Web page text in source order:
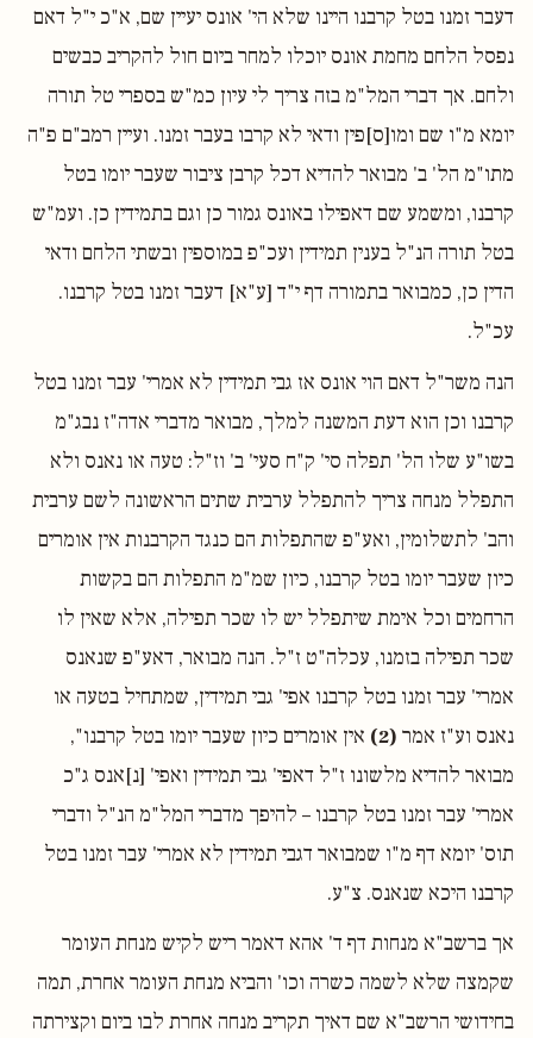
דעבר זמנו בטל קרבנו היינו שלא הי' אונס יעיין שם, א"כ י"ל דאם
נפסל הלחם מחמת אונס יוכלו למחר ביום חול להקריב כבשים
ולחם. אך דברי המל"מ בזה צריך לי עיון כמ"ש בספרי טל תורה
יומא מ"ו שם ומו[ס]פין ודאי לא קרבו בעבר זמנו. ועיין רמב"ם פ"ה
מתו"מ הל' ב' מבואר להדיא דכל קרבן ציבור שעבר יומו בטל
קרבנו, ומשמע שם דאפילו באונס גמור כן וגם בתמידין כן. ועמ"ש
בטל תורה הנ"ל בענין תמידין ועכ"פ במוספין ובשתי הלחם ודאי
הדין כן, כמבואר בתמורה דף י"ד [ע"א] דעבר זמנו בטל קרבנו.
עכ"ל.
הנה משר"ל דאם הוי אונס אז גבי תמידין לא אמרי' עבר זמנו בטל
קרבנו וכן הוא דעת המשנה למלך, מבואר מדברי אדה"ז נבג"מ
בשו"ע שלו הל' תפלה סי' ק"ח סעי' ב' וז"ל: טעה או נאנס ולא
התפלל מנחה צריך להתפלל ערבית שתים הראשונה לשם ערבית
והב' לתשלומין, ואע"פ שהתפלות הם כנגד הקרבנות אין אומרים
כיון שעבר יומו בטל קרבנו, כיון שמ"מ התפלות הם בקשות
הרחמים וכל אימת שיתפלל יש לו שכר תפילה, אלא שאין לו
שכר תפילה בזמנו, עכלה"ט ז"ל. הנה מבואר, דאע"פ שנאנס
אמרי' עבר זמנו בטל קרבנו אפי' גבי תמידין, שמתחיל בטעה או
נאנס וע"ז אמר (2)
אין אומרים כיון שעבר יומו בטל קרבנו",
מבואר להדיא מלשונו ז"ל דאפי' גבי תמידין ואפי' [נ]אנס ג"כ
אמרי' עבר זמנו בטל קרבנו – להיפך מדברי המל"מ הנ"ל ודברי
תוס' יומא דף מ"ו שמבואר דגבי תמידין לא אמרי' עבר זמנו בטל
קרבנו היכא שנאנס. צ"ע.
אך ברשב"א מנחות דף ד' אהא דאמר ריש לקיש מנחת העומר
שקמצה שלא לשמה כשרה וכו' והביא מנחת העומר אחרת, תמה
בחידושי הרשב"א שם דאיך תקריב מנחה אחרת לבו ביום וקצירתה